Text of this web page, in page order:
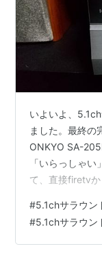
いよいよ、
ました。最終の
ONKYO SA-
「いらっしゃ
て、直接firetvか
るように、模索
まで、来ていま
Amazonのプラ
#5.1chサラウン
#5.1chサラウン